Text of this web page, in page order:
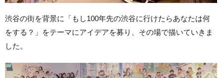
渋谷の街を背景に「もし100年先の渋谷に行けたらあなたは何
をする？」をテーマにアイデアを募り、その場で描いていきま
した。